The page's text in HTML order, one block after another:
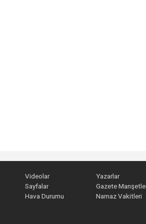
Videolar
Yazarlar
Sayfalar
Gazete
Hava Durumu Namaz Vakitleri